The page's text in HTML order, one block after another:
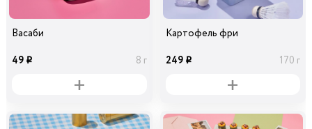
Васаби
49 i 8 г
Картофель фри
249 i 170 г